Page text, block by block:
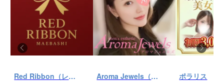
Red Ribbon（レッドリボン）前橋 Aroma Jewels（アロマ ジュエルズ）秋葉原ルーム ポラリス